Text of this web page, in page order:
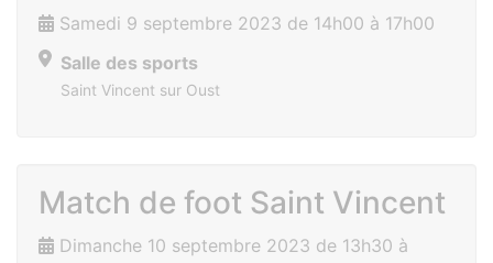
Samedi 9 septembre 2023 de 14h00 à 17h00
Salle des sports
Saint Vincent sur Oust
Match de foot Saint Vincent
Dimanche 10 septembre 2023 de 13h30 à